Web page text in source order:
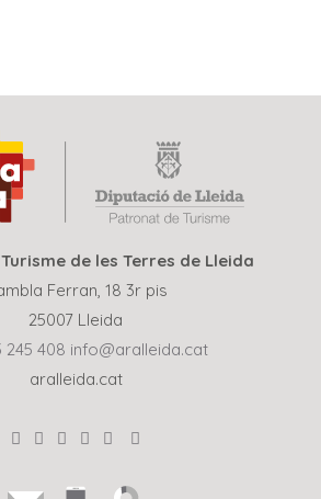
de les Terres de Lleida
Ferran, 18 3r pis
25007 Lleida
245 408 info@aralleida.cat
aralleida.cat